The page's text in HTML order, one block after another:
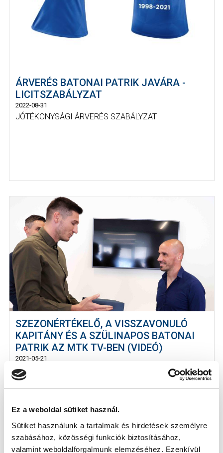
Ez a weboldal sütiket használ.
Sütiket használunk a tartalmak és hirdetések személyre
szabásához, közösségi funkciók biztosításához,
valamint weboldalforgalmunk elemzéséhez. Ezenkívül
ÁRVERÉS BATONAI PATRIK JAVÁRA -
LICITSZABÁLYZAT
2022-08-31
JÓTÉKONYSÁGI ÁRVERÉS SZABÁLYZAT
SZEZONÉRTÉKELŐ, A VISSZAVONULÓ
KAPITÁNY ÉS A SZÜLINAPOS BATONAI
PATRIK AZ MTK TV-BEN (VIDEÓ)
2021-05-21
2021 ötödik MTK TV-s adásában Zakor Sándor
tulajdonos és Polyák Balázs sportigaz...